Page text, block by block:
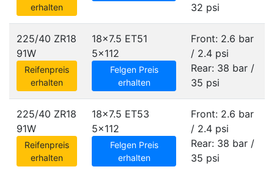
erhalten
32 psi
225/40 ZR18
91W
Reifenpreis
erhalten
18x7.5 ET51
5x112
Felgen Preis
erhalten
Front: 2.6 bar
/ 2.4 psi
Rear: 38 bar /
35 psi
225/40 ZR18
91W
Reifenpreis
erhalten
18x7.5 ET53
5x112
Felgen Preis
erhalten
Front: 2.6 bar
/ 2.4 psi
Rear: 38 bar /
35 psi